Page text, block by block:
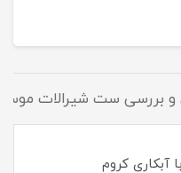
و بررسی ست شیرالات